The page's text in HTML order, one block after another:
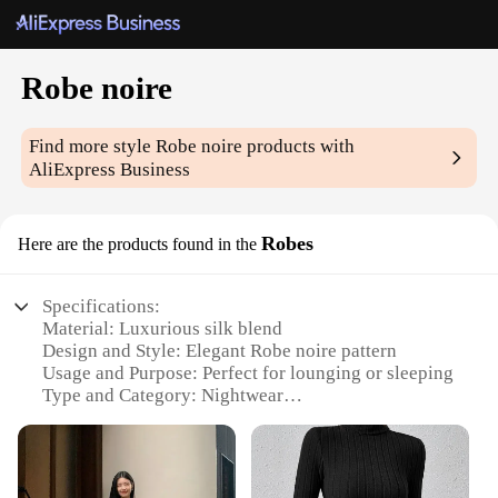
Robe noire
Find more styleRobe noire products with
AliExpress Business
Here are the products found in the Robes
Specifications:
Material: Luxurious silk blend
Design and Style: Elegant Robe noire pattern
Usage and Purpose: Perfect for lounging or sleeping
Type and Category: Nightwear
Shape or Size or Weight or Quantity: Available in
multiple sizes